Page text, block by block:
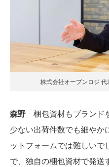
株式会社オープンロジ
森野 梱包資材もブランド
少ない出荷件数でも細やか
ットフォームでは難しいで
で、独自の梱包資材で発送